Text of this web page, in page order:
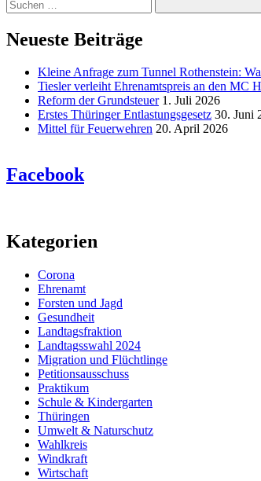
Neueste Beiträge
Kleine Anfrage zum Tunnel Rothenstein:
Tiesler verleiht Ehrenamtspreis an den MC
Reform der Grundsteuer 1. Juli 2026
Erstes Thüringer Entlastungsgesetz 30. Juni
Mittel für Feuerwehren 20. April 2026
Facebook
Kategorien
Corona
Ehrenamt
Forsten und Jagd
Gesundheit
Landtagsfraktion
Landtagsswahl 2024
Migration und Flüchtlinge
Petitionsausschuss
Praktikum
Schule & Kindergarten
Thüringen
Umwelt & Naturschutz
Wahlkreis
Windkraft
Wirtschaft